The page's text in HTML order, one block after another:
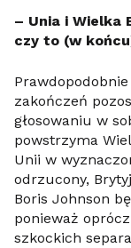
– Unia i Wielka
czy to (w
zakończeń
głosowaniu w
powstrzyma
Unii w
odrzucony,
Boris Johnson
ponieważ
szkockich